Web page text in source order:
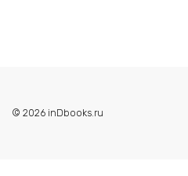
© 2026 inDbooks.ru